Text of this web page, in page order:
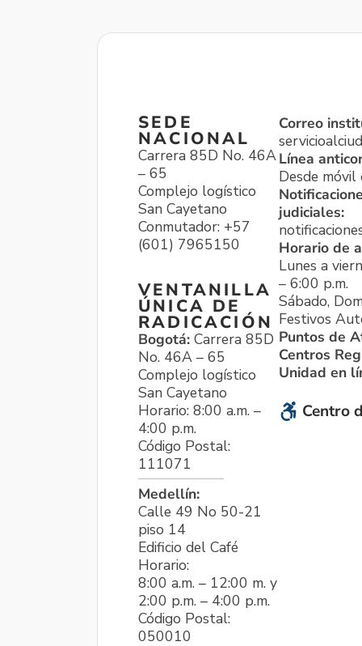
SEDE
NACIONAL
Carrera 85D No. 46A
– 65
Complejo logístico
San Cayetano
Conmutador: +57
(601) 7965150
VENTANILLA
ÚNICA DE
RADICACIÓN
Bogotá: Carrera 85D
No. 46A – 65
Complejo logístico
San Cayetano
Horario: 8:00 a.m. –
4:00 p.m.
Código Postal:
111071
Medellín:
Calle 49 No 50-21
piso 14
Edificio del Café
Horario:
8:00 a.m. – 12:00 m. y
2:00 p.m. – 4:00 p.m.
Código Postal:
050010
Correo
Línea
Desde
judiciales:
Horario de
Lunes a
– 6:00 p.m.
Sábado,
Festivos
Puntos de
Centros
Unidad en
Centro